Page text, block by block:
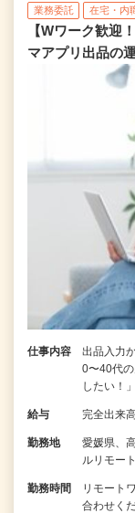
業務委託 在宅・内
【Wワーク歓迎
マアプリ出品の
仕事内容
出品入力
0〜40代
したい！
給与 完全出来
勤務地
愛媛県、
ルリモー
勤務時間
リモート
合わせく